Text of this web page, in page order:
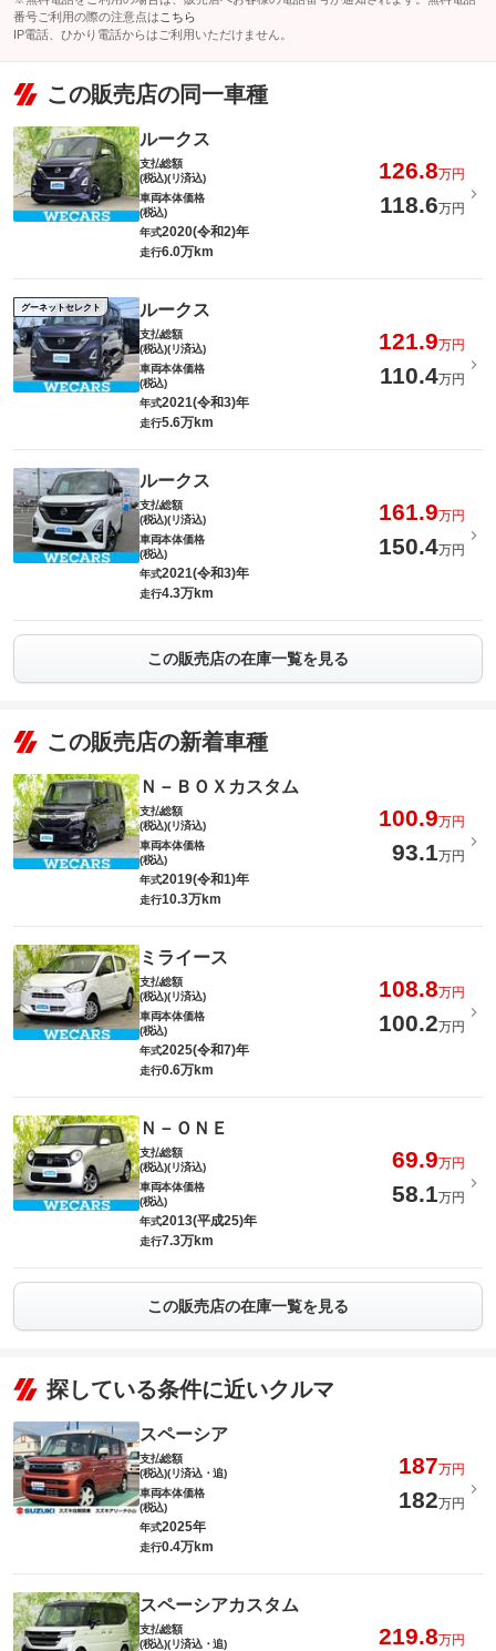
番号ご利用の際の注意点は こちら
IP電話、ひかり電話からはご利用いただけません。
この販売店の同一車種
ルークス
支払総額
(税込)(リ済込)
126.8万円
車両本体価格
(税込)
118.6万円
年式2020(令和2)年
走行6.0万km
グーネットセレクト ルークス
支払総額
(税込)(リ済込)
121.9万円
車両本体価格
(税込)
110.4万円
年式2021(令和3)年
走行5.6万km
ルークス
支払総額
(税込)(リ済込)
161.9万円
車両本体価格
(税込)
150.4万円
年式2021(令和3)年
走行4.3万km
この販売店の在庫一覧を見る
この販売店の新着車種
Ｎ－ＢＯＸカスタム
支払総額
(税込)(リ済込)
100.9万円
車両本体価格
(税込)
93.1万円
年式2019(令和1)年
走行10.3万km
ミライース
支払総額
(税込)(リ済込)
108.8万円
車両本体価格
(税込)
100.2万円
年式2025(令和7)年
走行0.6万km
Ｎ－ＯＮＥ
支払総額
(税込)(リ済込)
69.9万円
車両本体価格
(税込)
58.1万円
年式2013(平成25)年
走行7.3万km
この販売店の在庫一覧を見る
探している条件に近いクルマ
スペーシア
支払総額
(税込)(リ済込・追)
187万円
車両本体価格
(税込)
182万円
年式2025年
走行0.4万km
スペーシアカスタム
支払総額
(税込)(リ済込・追)
219.8万円